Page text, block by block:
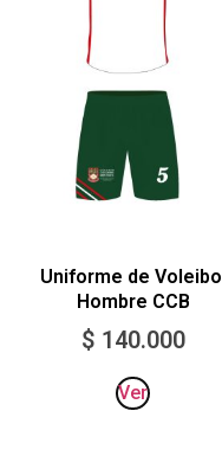
Uniforme de Voleibol
Hombre CCB
$ 140.000
Ver